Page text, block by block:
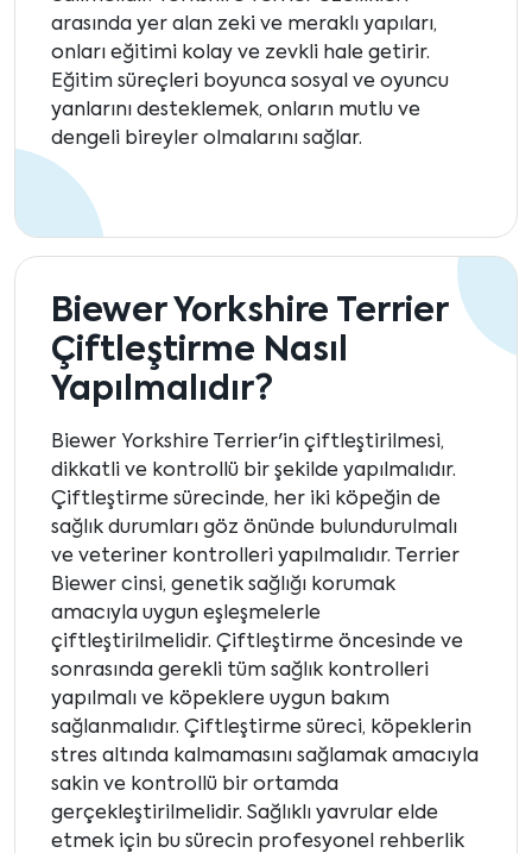
arasında yer alan zeki ve meraklı yapıları,
onları eğitimi kolay ve zevkli hale getirir.
Eğitim süreçleri boyunca sosyal ve oyuncu
yanlarını desteklemek, onların mutlu ve
dengeli bireyler olmalarını sağlar.
Biewer Yorkshire Terrier
Çiftleştirme Nasıl
Yapılmalıdır?
Biewer Yorkshire Terrier'in çiftleştirilmesi,
dikkatli ve kontrollü bir şekilde yapılmalıdır.
Çiftleştirme sürecinde, her iki köpeğin de
sağlık durumları göz önünde bulundurulmalı
ve veteriner kontrolleri yapılmalıdır. Terrier
Biewer cinsi, genetik sağlığı korumak
amacıyla uygun eşleşmelerle
çiftleştirilmelidir. Çiftleştirme öncesinde ve
sonrasında gerekli tüm sağlık kontrolleri
yapılmalı ve köpeklere uygun bakım
sağlanmalıdır. Çiftleştirme süreci, köpeklerin
stres altında kalmamasını sağlamak amacıyla
sakin ve kontrollü bir ortamda
gerçekleştirilmelidir. Sağlıklı yavrular elde
etmek için bu sürecin profesyonel rehberlik